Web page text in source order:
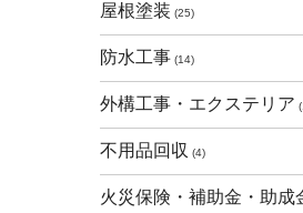
屋根塗装 (25)
防水工事 (14)
外構工事・エクステリア
不用品回収 (4)
火災保険・補助金・助成